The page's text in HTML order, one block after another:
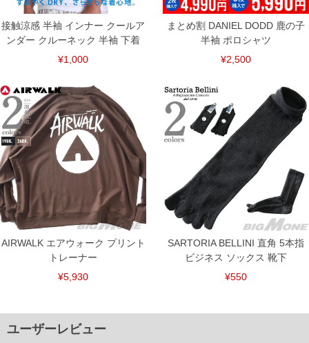
接触涼感 半袖 インナー クールア
ンダー クルーネック 半袖 下着
¥1,000
まとめ割 DANIEL DODD 鹿の子
半袖 ポロシャツ
¥2,500
AIRWALK エアウォーク プリント
トレーナー
¥5,930
SARTORIA BELLINI 直角 5本指
ビジネス ソックス 靴下
¥550
ユーザーレビュー